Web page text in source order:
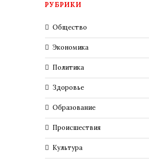
РУБРИКИ
Общество
Экономика
Политика
Здоровье
Образование
Происшествия
Культура